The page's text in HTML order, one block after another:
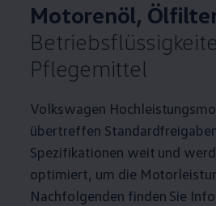
Motorenöl,
Pflegemittel
Volkswagen
übertreffen
Spezifikationen weit und
optimiert, um die
Nachfolgenden finden Sie